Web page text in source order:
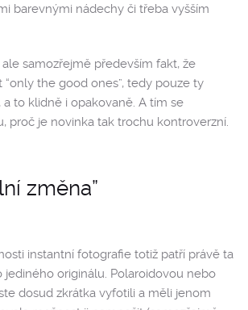
barevnými nádechy či třeba vyšším
samozřejmě především fakt, že
the good ones”, tedy pouze ty
to klidně i opakovaně. A tím se
proč je novinka tak trochu kontroverzní.
změna”
instantní fotografie totiž patří právě ta
originálu. Polaroidovou nebo
dosud zkrátka vyfotili a měli jenom